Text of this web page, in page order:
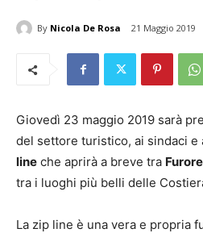
By Nicola De Rosa 21 Maggio 2019
Giovedì 23 maggio 2019 sarà
del settore turistico, ai sindaci e
line che aprirà a breve tra Furore
tra i luoghi più belli delle
La zip line è una vera e propria